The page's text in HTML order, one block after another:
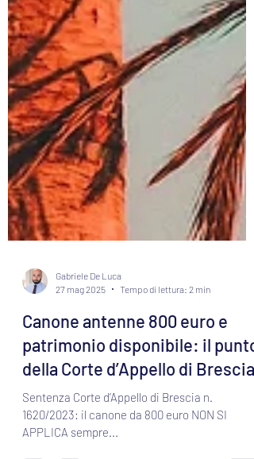
Gabriele De Luca
Tempo di lettura: 2 min
Canone antenne 800 euro e
patrimonio disponibile: il punto
della Corte d’Appello di Brescia